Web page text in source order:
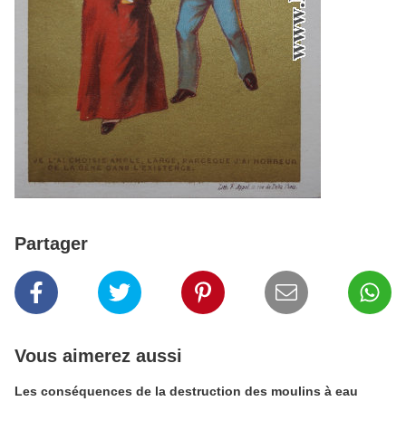
Partager
Vous aimerez aussi
Les conséquences de la destruction des moulins à eau